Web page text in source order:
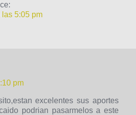
5:05 pm
pm
excelentes sus aportes
podrian pasarmelos a este